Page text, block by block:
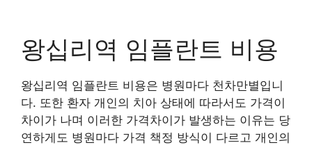
왕십리역 임플란트 비용
왕십리역 임플란트 비용은 병원마다 천차만별입니
다. 또한 환자 개인의 치아 상태에 따라서도 가격이
차이가 나며 이러한 가격차이가 발생하는 이유는 당
연하게도 병원마다 가격 책정 방식이 다르고 개인의